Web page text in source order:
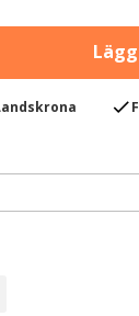
check